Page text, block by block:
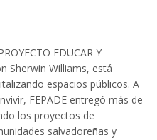
EDUCAR Y
Sherwin Williams, está
espacios públicos. A
FEPADE entregó más de
los proyectos de
salvadoreñas y